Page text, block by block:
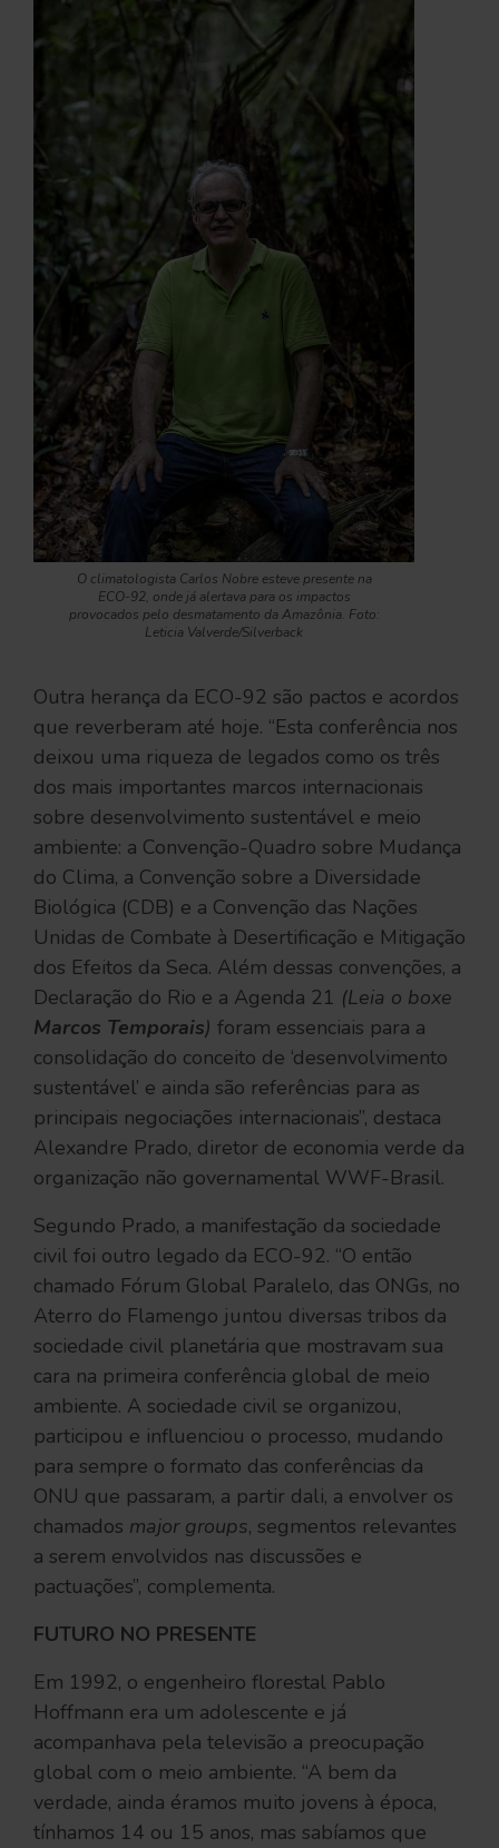
O climatologista Carlos Nobre esteve presente na
ECO-92, onde já alertava para os impactos
provocados pelo desmatamento da Amazônia. Foto:
Leticia Valverde/Silverback
Outra herança da ECO-92 são pactos e acordos
que reverberam até hoje. “Esta conferência nos
deixou uma riqueza de legados como os três
dos mais importantes marcos internacionais
sobre desenvolvimento sustentável e meio
ambiente: a Convenção-Quadro sobre Mudança
do Clima, a Convenção sobre a Diversidade
Biológica (CDB) e a Convenção das Nações
Unidas de Combate à Desertificação e Mitigação
dos Efeitos da Seca. Além dessas convenções, a
Declaração do Rio e a Agenda 21 (Leia o boxe
Marcos Temporais) foram essenciais para a
consolidação do conceito de ‘desenvolvimento
sustentável’ e ainda são referências para as
principais negociações internacionais”, destaca
Alexandre Prado, diretor de economia verde da
organização não governamental WWF-Brasil.
Segundo Prado, a manifestação da sociedade
civil foi outro legado da ECO-92. “O então
chamado Fórum Global Paralelo, das ONGs, no
Aterro do Flamengo juntou diversas tribos da
sociedade civil planetária que mostravam sua
cara na primeira conferência global de meio
ambiente. A sociedade civil se organizou,
participou e influenciou o processo, mudando
para sempre o formato das conferências da
ONU que passaram, a partir dali, a envolver os
chamados major groups, segmentos relevantes
a serem envolvidos nas discussões e
pactuações”, complementa.
FUTURO NO PRESENTE
Em 1992, o engenheiro florestal Pablo
Hoffmann era um adolescente e já
acompanhava pela televisão a preocupação
global com o meio ambiente. “A bem da
verdade, ainda éramos muito jovens à época,
tínhamos 14 ou 15 anos, mas sabíamos que